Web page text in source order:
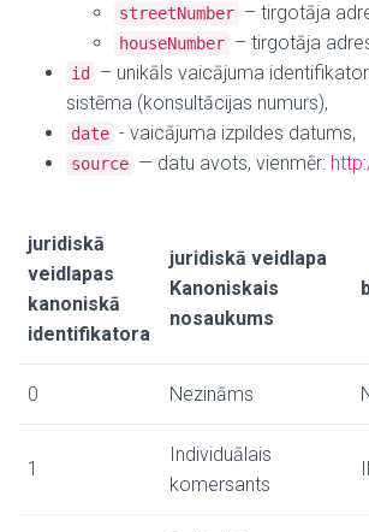
streetNumber – tirgotāja
houseNumber – tirgotāja
id
– unikāls vaicājuma
sistēma (konsultācijas numurs),
date - vaicājuma izpildes datums,
source — datu avots, vienmēr:
juridiskā
veidlapas
kanoniskā
identifikatora
juridiskā veidlapa
Kanoniskais
nosaukums
0 Nezināms
1
Individuālais
komersants